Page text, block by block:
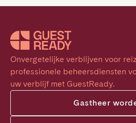
Onvergetelijke verblijven voor
professionele beheersdiensten
uw verblijf met GuestReady.
Gastheer